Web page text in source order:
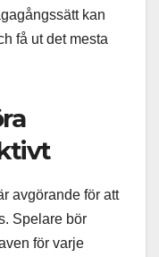
kan
få ut det mesta
avgörande för att
Spelare bör
för varje